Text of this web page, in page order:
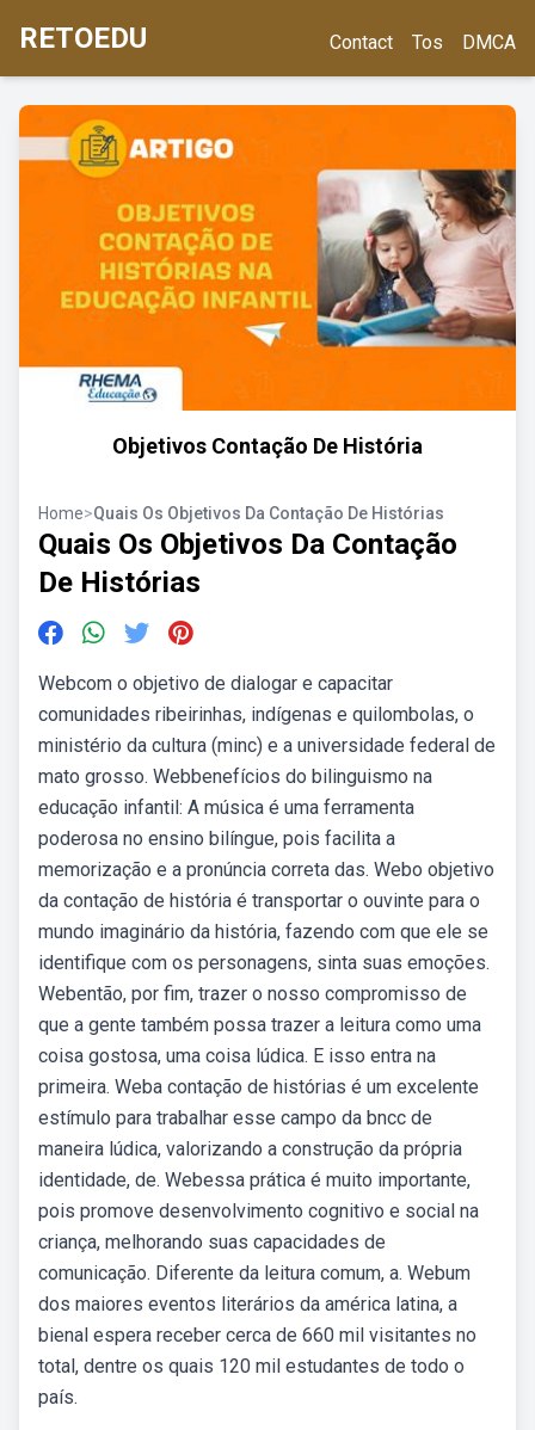
RETOEDU Contact Tos DMCA
Objetivos Contação De História
Home>Quais Os Objetivos Da Contação De Histórias
Quais Os Objetivos Da Contação
De Histórias
Webcom o objetivo de dialogar e capacitar
comunidades ribeirinhas, indígenas e quilombolas, o
ministério da cultura (minc) e a universidade federal de
mato grosso. Webbenefícios do bilinguismo na
educação infantil: A música é uma ferramenta
poderosa no ensino bilíngue, pois facilita a
memorização e a pronúncia correta das. Webo objetivo
da contação de história é transportar o ouvinte para o
mundo imaginário da história, fazendo com que ele se
identifique com os personagens, sinta suas emoções.
Webentão, por fim, trazer o nosso compromisso de
que a gente também possa trazer a leitura como uma
coisa gostosa, uma coisa lúdica. E isso entra na
primeira. Weba contação de histórias é um excelente
estímulo para trabalhar esse campo da bncc de
maneira lúdica, valorizando a construção da própria
identidade, de. Webessa prática é muito importante,
pois promove desenvolvimento cognitivo e social na
criança, melhorando suas capacidades de
comunicação. Diferente da leitura comum, a. Webum
dos maiores eventos literários da américa latina, a
bienal espera receber cerca de 660 mil visitantes no
total, dentre os quais 120 mil estudantes de todo o
país.